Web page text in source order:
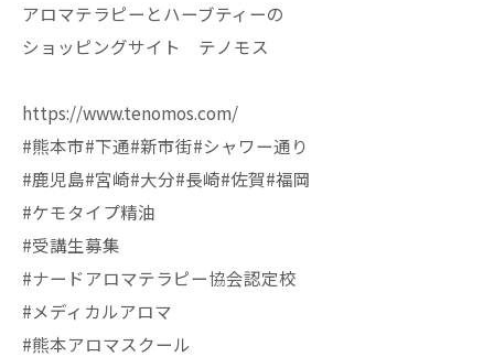
アロマテラピーとハーブティーの
ショッピングサイト テノモス
https://www.tenomos.com/
#熊本市#下通#新市街#シャワー通り
#鹿児島#宮崎#大分#長崎#佐賀#福岡
#ケモタイプ精油
#受講生募集
#ナードアロマテラピー協会認定校
#メディカルアロマ
#熊本アロマスクール